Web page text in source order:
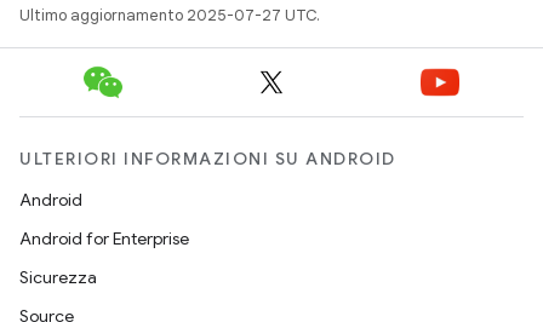
Ultimo aggiornamento 2025-07-27 UTC.
ULTERIORI INFORMAZIONI SU ANDROID
Android
Android for Enterprise
Sicurezza
Source